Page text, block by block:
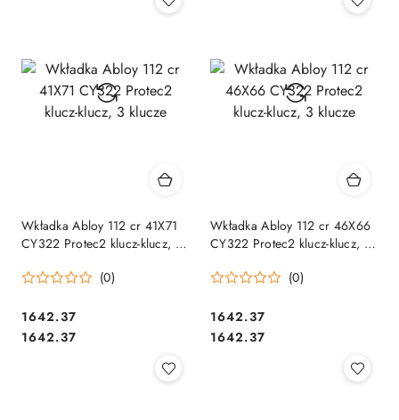
Wkładka Abloy 112 cr 41X71
CY322 Protec2 klucz-klucz, 3
(0)
Cena:
1642.37
Cena:
1642.37
Wkładka Abloy 112 cr 46X66
CY322 Protec2 klucz-klucz, 3
(0)
Cena:
1642.37
Cena:
1642.37